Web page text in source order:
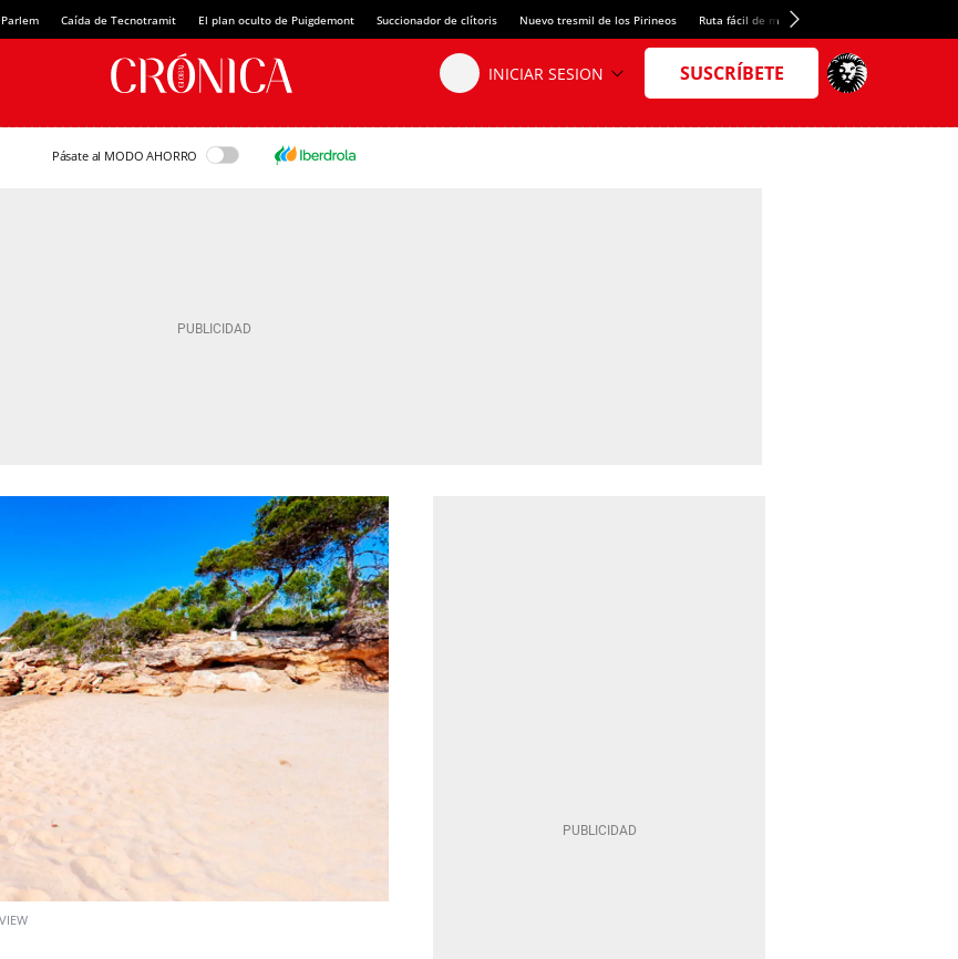
Caída de Tecnotramit El plan oculto de Puigdemont Succionador de clítoris Nuevo tresmil de los Pirineos Ruta fácil de montaña
Pásate al MODO AHORRO